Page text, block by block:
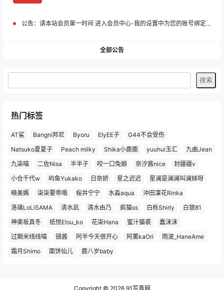
公告： 请本站会员第一时间 进入会员中心-我的设置中为您的账号绑定邮箱!
全部公告
热门标签
AT鲨 Bangni邦尼 Byoru ElyEE子
G44不会受伤
Natsuko夏夏子
Peach milky Shika小鹿鹿 yuuhui玉汇
九曲Jean
九柒喵
二佐Nisa 半半子 咬一口兔娘 奈汐酱nice
封疆疆v
小仓千代w
屿鱼Yukako 日奈娇 星之迟迟
星澜是澜澜叫澜妹呀
曉美媽
柒柒要乖哦 桜井宁宁 水淼aqua
沖田凜花Rinka
洛璃LoLiSAMA
清水凪 清水由乃 疯猫ss 白栎Shirly
白银81
神楽坂真冬
纸悦Etsu_ko 花柒Hana 蜜汁猫裘
蠢沫沫
过期米线线喵
镜酱 阿半今天很开心 阿薰kaOri
雨波_HaneAme
霜月Shimo
面饼仙儿 鹿八岁baby
Copyright © 202691写真网